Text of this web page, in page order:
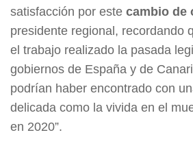
satisfacción por este cambio de
presidente regional, recordando
el trabajo realizado la pasada
gobiernos de España y de
podrían haber encontrado con
delicada como la vivida en el
en 2020”.